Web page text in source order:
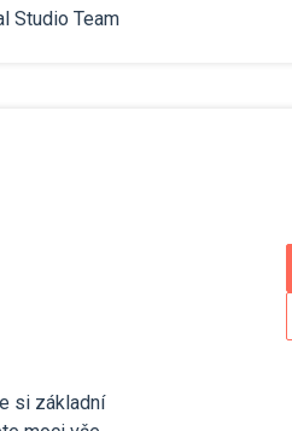
Studio Team
si základní